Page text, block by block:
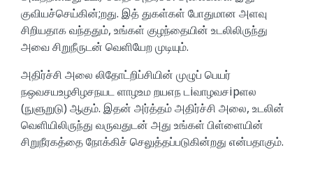
குவியச்செய்கின்;றது. இத் துகள்கள் போதுமான அளவு
சிறியதாக வந்ததும், உங்கள் குழந்தையின் உடலிலிருந்து
அவை சிறுநீருடன் வெளியேற முடியும்.
அதிர்ச்சி அலை லிதோட்றிப்சியின் முழுப் பெயர்
நஒவசயஉழசிழசநயட ளாழஉம றயஎந டiவாழவசipளல
(நுளுறுடு) ஆகும். இதன் அர்த்தம் அதிர்ச்சி அலை, உடலின்
வெளியிலிருந்து வருவதுடன் அது உங்கள் பிள்ளையின்
சிறுநீரகத்தை நோக்கிச் செலுத்தப்படுகின்றது என்பதாகும்.